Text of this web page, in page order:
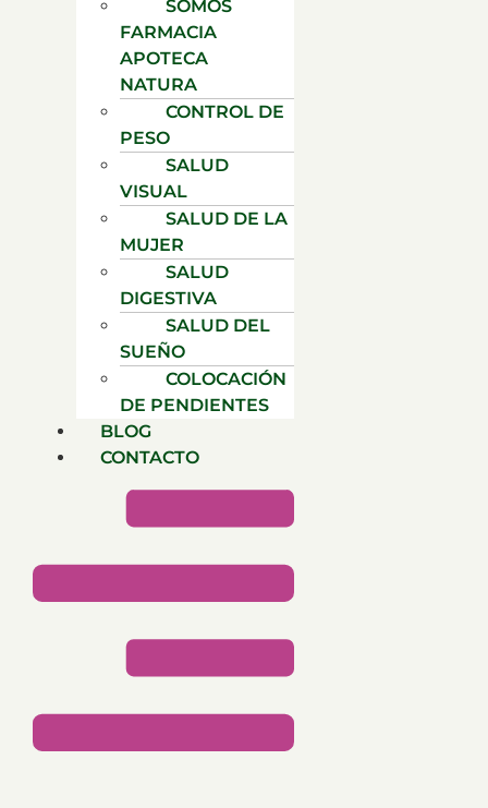
SOMOS
FARMACIA
APOTECA
NATURA
CONTROL DE
PESO
SALUD
VISUAL
SALUD DE LA
MUJER
SALUD
DIGESTIVA
SALUD DEL
SUEÑO
COLOCACIÓN
DE PENDIENTES
BLOG
CONTACTO